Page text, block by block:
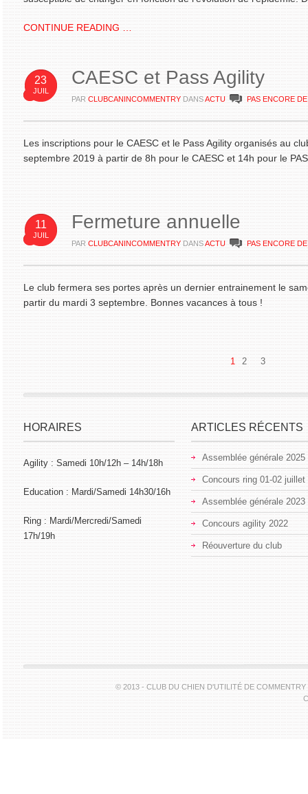
CONTINUE READING …
23
JUIL
CAESC et Pass Agility
PAR CLUBCANINCOMMENTRY DANSACTU PAS ENCORE
Les inscriptions pour le CAESC et le Pass Agility organisés au
septembre 2019 à partir de 8h pour le CAESC et 14h pour le
11
JUIL
Fermeture annuelle
PAR CLUBCANINCOMMENTRY DANSACTU PAS ENCORE
Le club fermera ses portes après un dernier entrainement le
partir du mardi 3 septembre. Bonnes vacances à tous !
1 2 3
HORAIRES
Agility : Samedi 10h/12h – 14h/18h
Education : Mardi/Samedi 14h30/16h
Ring : Mardi/Mercredi/Samedi
17h/19h
ARTICLES RÉCENTS
Assemblée générale 2025
Concours ring 01-02 juillet
Assemblée générale 2023
Concours agility 2022
Réouverture du club
© 2013 - CLUB DU CHIEN D'UTILITÉ DE